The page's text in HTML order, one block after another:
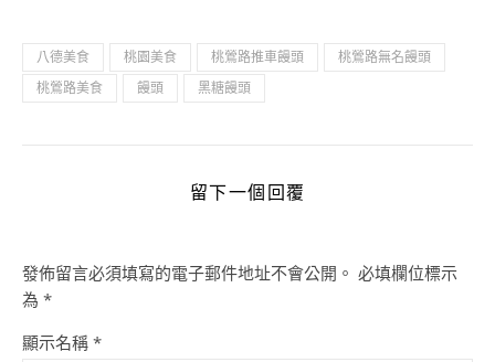
八德美食 桃園美食 桃鶯路推車饅頭
桃鶯路無名饅頭
桃鶯路美食
饅頭 黑糖饅頭
留下一個回覆
發佈留言必須填寫的電子郵件地址不會公開。 必填欄位標示
為 *
顯示名稱 *